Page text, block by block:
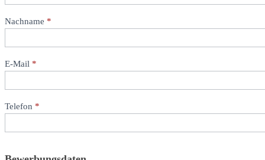
Nachname *
E-Mail *
Telefon *